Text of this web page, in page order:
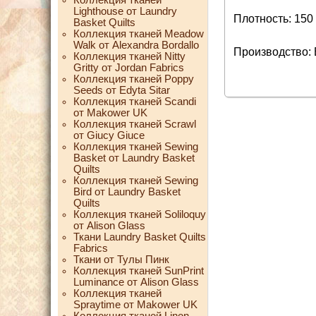
Lighthouse от Laundry
Basket Quilts
Коллекция тканей Meadow
Walk от Alexandra Bordallo
Коллекция тканей Nitty
Gritty от Jordan Fabrics
Коллекция тканей Poppy
Seeds от Edyta Sitar
Коллекция тканей Scandi
от Makower UK
Коллекция тканей Scrawl
от Giucy Giuce
Коллекция тканей Sewing
Basket от Laundry Basket
Quilts
Коллекция тканей Sewing
Bird от Laundry Basket
Quilts
Коллекция тканей Soliloquy
от Alison Glass
Ткани Laundry Basket Quilts
Fabrics
Ткани от Тулы Пинк
Коллекция тканей SunPrint
Luminance от Alison Glass
Коллекция тканей
Spraytime от Makower UK
Плотность: 150
Производство: